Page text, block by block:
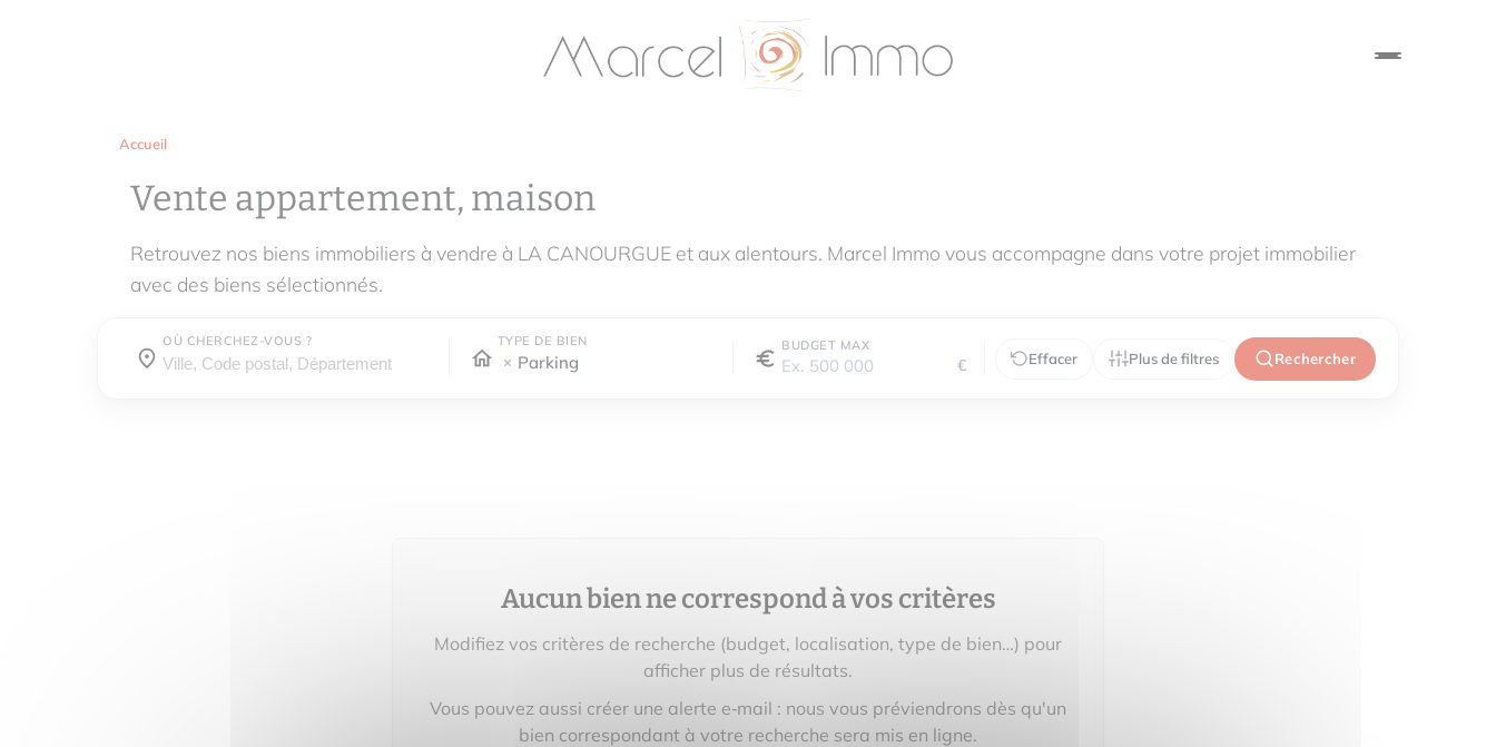
Accueil
Vente appartement, maison
Retrouvez nos biens immobiliers à vendre à LA CANOURGUE et aux alentours. Marcel Immo vous accompagne dans votre projet immobilier
avec des biens sélectionnés.
OÙ CHERCHEZ-VOUS ?
Où cherchez-vous ?
Où cherchez-vous ?
TYPE DE BIEN
Parking
BUDGET MAX
€ Effacer Plus de filtres Rechercher
Aucun bien ne correspond à vos critères
Modifiez vos critères de recherche (budget, localisation, type de bien…) pour
afficher plus de résultats.
Vous pouvez aussi créer une alerte e‑mail : nous vous préviendrons dès qu'un
bien correspondant à votre recherche sera mis en ligne.